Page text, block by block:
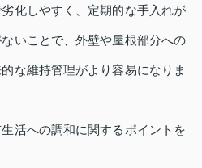
化しやすく、定期的な手入れが
いことで、外壁や屋根部分への
な維持管理がより容易になりま
活への調和に関するポイントを